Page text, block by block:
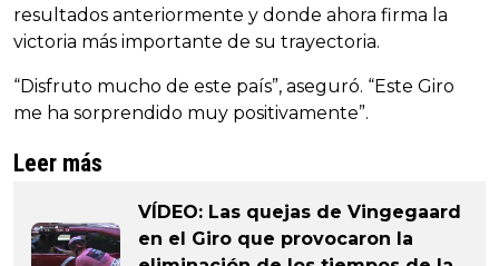
resultados anteriormente y donde ahora firma la
victoria más importante de su trayectoria.
“Disfruto mucho de este país”, aseguró. “Este Giro
me ha sorprendido muy positivamente”.
Leer más
VÍDEO: Las quejas de Vingegaard
en el Giro que provocaron la